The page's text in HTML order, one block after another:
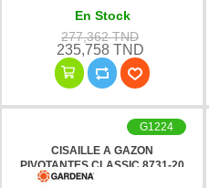
En Stock
277,362 TND
235,758 TND
CISAILLE A GAZON
PIVOTANTES CLASSIC 8731-20
GARDENA
G1224